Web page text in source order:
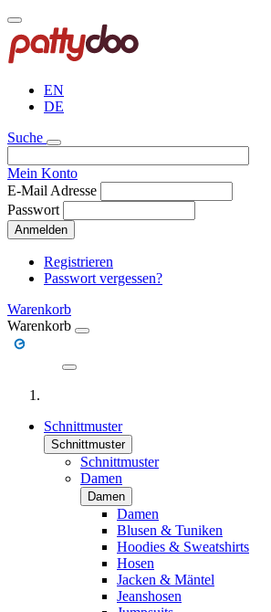
Direkt
zum
Inhalt
EN
DE
Suche
Mein Konto
E-Mail Adresse
Passwort
Anmelden
Registrieren
Passwort vergessen?
Warenkorb
Warenkorb
Schnittmuster
Schnittmuster
Schnittmuster
Damen
Damen
Damen
Blusen & Tuniken
Hoodies & Sweatshirts
Hosen
Jacken & Mäntel
Jeanshosen